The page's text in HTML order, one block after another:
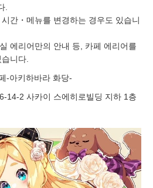
.
간・메뉴를 변경하는 경우도 있습니
에리어만의 안내 등, 카페 에리어를
니다.
-아키하바라 화당-
14-2 사카이 스에히로빌딩 지하 1층